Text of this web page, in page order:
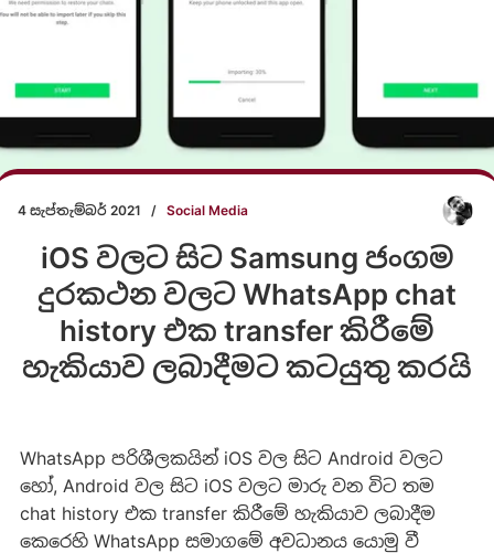
4 සැප්තැම්බර් 2021 / Social Media
iOS වලට සිට Samsung ජංගම
දුරකථන වලට WhatsApp chat
history එක transfer කිරීමේ
හැකියාව ලබාදීමට කටයුතු කරයි
WhatsApp පරිශීලකයින් iOS වල සිට Android වලට
හෝ, Android වල සිට iOS වලට මාරු වන විට තම
chat history එක transfer කිරීමේ හැකියාව ලබාදීම
කෙරෙහි WhatsApp සමාගමේ අවධානය යොමු වී